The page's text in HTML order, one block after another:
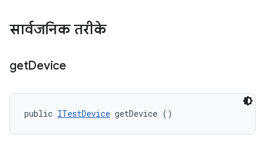
सार्वजनिक तरीके
getDevice
public ITestDevice getDevice ()